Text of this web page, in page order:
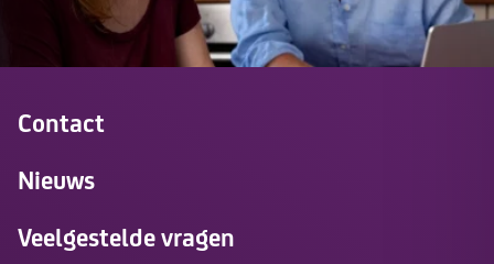
Contact
Nieuws
Veelgestelde vragen